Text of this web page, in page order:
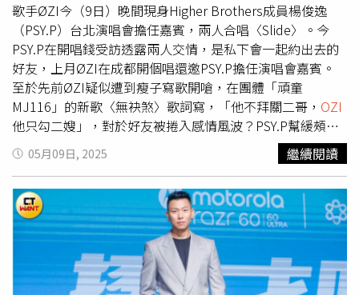
歌手ØZI今（9日）晚間現身Higher Brothers成員楊俊逸
（PSY.P）台北演唱會擔任嘉賓，兩人合唱〈Slide〉。今
PSY.P在開唱錢受訪透露兩人交情，是私下會一起約出去的
好友，上月ØZI在成都開個唱還邀PSY.P擔任演唱會嘉賓。
至於先前ØZI疑似遭到瘦子寫歌開嗆，在團體「頑童
MJ116」的新歌〈無袂煞〉歌詞寫，「他不拜關二哥， OZI
他只勾二嫂」，對於好友被捲入感情風波？PSY.P幫緩頰
說：「我覺得每個人都有自己的一些事件，我覺得人都在成
長，也覺得無可厚非，他是我的朋友，可能我也會理解他支
持他。」ØZ現身Higher Brothers成員PSY.P台北演唱會擔
任嘉賓，兩人合唱〈Slide〉。（圖／焦正德攝）而今晚另
一位嘉賓周湯豪，則在演出前發生意外，PSY.P說當看到限
動第一時間就發訊息給對方，要周湯豪不要勉強出席，但是
周湯豪則回覆堅持要來，讓PSY.P非常非常感動，「如果是
自己受傷，都有可能會放棄，但是Nick是真兄弟，所以等一
05月09日, 2025 繼續閱讀